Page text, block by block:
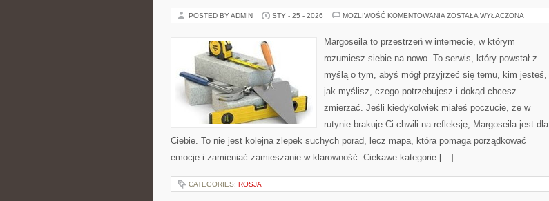
POSTED BY ADMIN STY - 25 - 2026 MOŻLIWOŚĆ KOMENTOWANIA RYTUAŁY
CODZIENNA
ZOSTAŁA WYŁĄCZONA
Margoseila to przestrzeń w internecie, w którym
rozumiesz siebie na nowo. To serwis, który powstał z
myślą o tym, abyś mógł przyjrzeć się temu, kim jesteś,
jak myślisz, czego potrzebujesz i dokąd chcesz
zmierzać. Jeśli kiedykolwiek miałeś poczucie, że w
rutynie brakuje Ci chwili na refleksję, Margoseila jest dla
Ciebie. To nie jest kolejna zlepek suchych porad, lecz mapa, która pomaga porządkować
emocje i zamieniać zamieszanie w klarowność. Ciekawe kategorie […]
CATEGORIES: ROSJA